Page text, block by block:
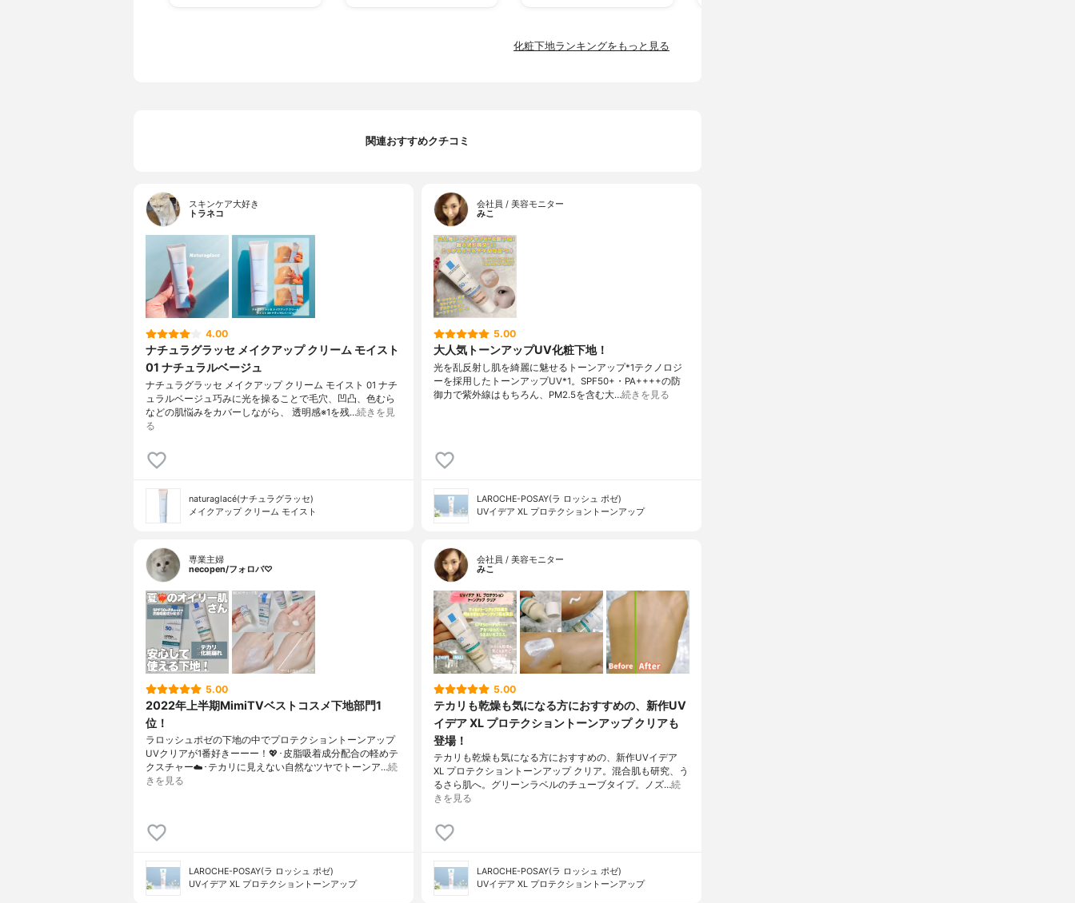
化粧下地ランキングをもっと見る
関連おすすめクチコミ
スキンケア大好き
トラネコ
4.00
ナチュラグラッセ メイクアップ クリーム モイスト
01 ナチュラルベージュ
ナチュラグラッセ メイクアップ クリーム モイスト 01 ナチ
ュラルベージュ巧みに光を操ることで毛穴、凹凸、色むら
などの肌悩みをカバーしながら、 透明感※1を残…続きを見
る
naturaglacé(ナチュラグラッセ)
メイクアップ クリーム モイスト
会社員 / 美容モニター
みこ
5.00
大人気トーンアップUV化粧下地！
光を乱反射し肌を綺麗に魅せるトーンアップ*1テクノロジ
ーを採用したトーンアップUV*1。SPF50+・PA++++の防
御力で紫外線はもちろん、PM2.5を含む大…続きを見る
LAROCHE-POSAY(ラ ロッシュ ポゼ)
UVイデア XL プロテクショントーンアップ
専業主婦
necopen/フォロバ♡
5.00
2022年上半期MimiTVベストコスメ下地部門1
位！
ラロッシュポゼの下地の中でプロテクショントーンアップ
UVクリアが1番好きーーー！💖･皮脂吸着成分配合の軽めテ
クスチャー☁️･テカリに見えない自然なツヤでトーンア…続
きを見る
LAROCHE-POSAY(ラ ロッシュ ポゼ)
UVイデア XL プロテクショントーンアップ
会社員 / 美容モニター
みこ
5.00
テカリも乾燥も気になる方におすすめの、新作UV
イデア XL プロテクショントーンアップ クリアも
登場！
テカリも乾燥も気になる方におすすめの、新作UVイデア
XL プロテクショントーンアップ クリア。混合肌も研究、う
るさら肌へ。グリーンラベルのチューブタイプ。ノズ…続
きを見る
LAROCHE-POSAY(ラ ロッシュ ポゼ)
UVイデア XL プロテクショントーンアップ